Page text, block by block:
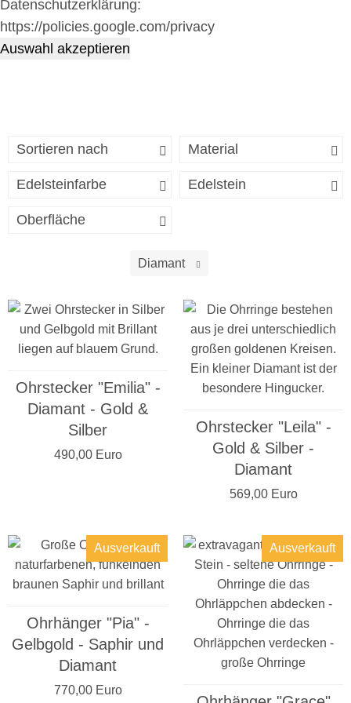
Datenschutzerklärung:
https://policies.google.com/privacy
Auswahl akzeptieren
Sortieren nach Material
Edelsteinfarbe Edelstein
Oberfläche
Diamant
Ohrstecker "Emilia" -
Diamant - Gold &
Silber
490,00 Euro
Ohrstecker "Leila" -
Gold & Silber -
Diamant
569,00 Euro
Ohrhänger "Pia" -
Gelbgold - Saphir und
Diamant
Ausverkauft
770,00 Euro
Ausverkauft